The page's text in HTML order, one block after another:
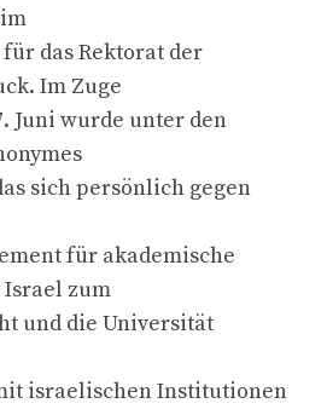
das Rektorat der
Im Zuge
Juni wurde unter den
sich persönlich gegen
für akademische
zum
und die Universität
israelischen Institutionen